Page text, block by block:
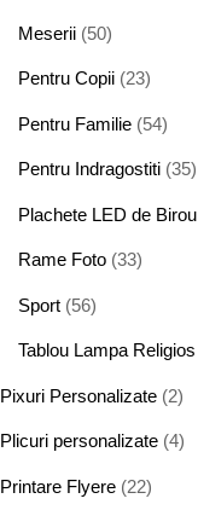
Meserii (50)
Pentru Copii (23)
Pentru Familie (54)
Pentru Indragostiti (35)
Plachete LED de Birou
Rame Foto (33)
Sport (56)
Tablou Lampa Religios
Pixuri Personalizate (2)
Plicuri personalizate (4)
Printare Flyere (22)